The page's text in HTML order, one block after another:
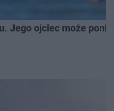
Jego ojciec może